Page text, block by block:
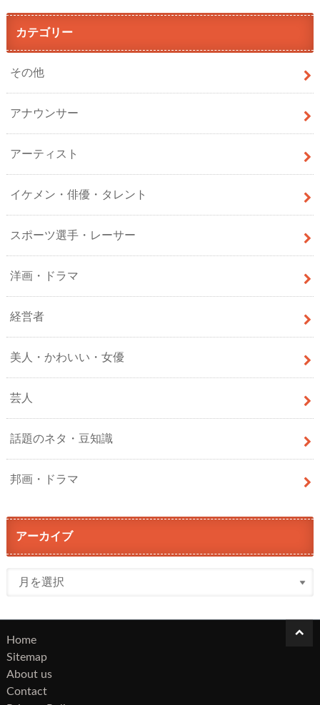
カテゴリー
その他
アナウンサー
アーティスト
イケメン・俳優・タレント
スポーツ選手・レーサー
洋画・ドラマ
経営者
美人・かわいい・女優
芸人
話題のネタ・豆知識
邦画・ドラマ
アーカイブ
Home
Sitemap
About us
Contact